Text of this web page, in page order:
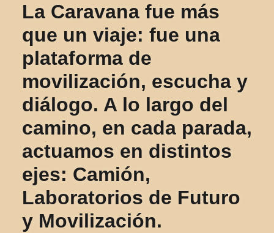
La Caravana fue más
que un viaje: fue una
plataforma de
movilización, escucha y
diálogo. A lo largo del
camino, en cada parada,
actuamos en distintos
ejes: Camión,
Laboratorios de Futuro
y Movilización.